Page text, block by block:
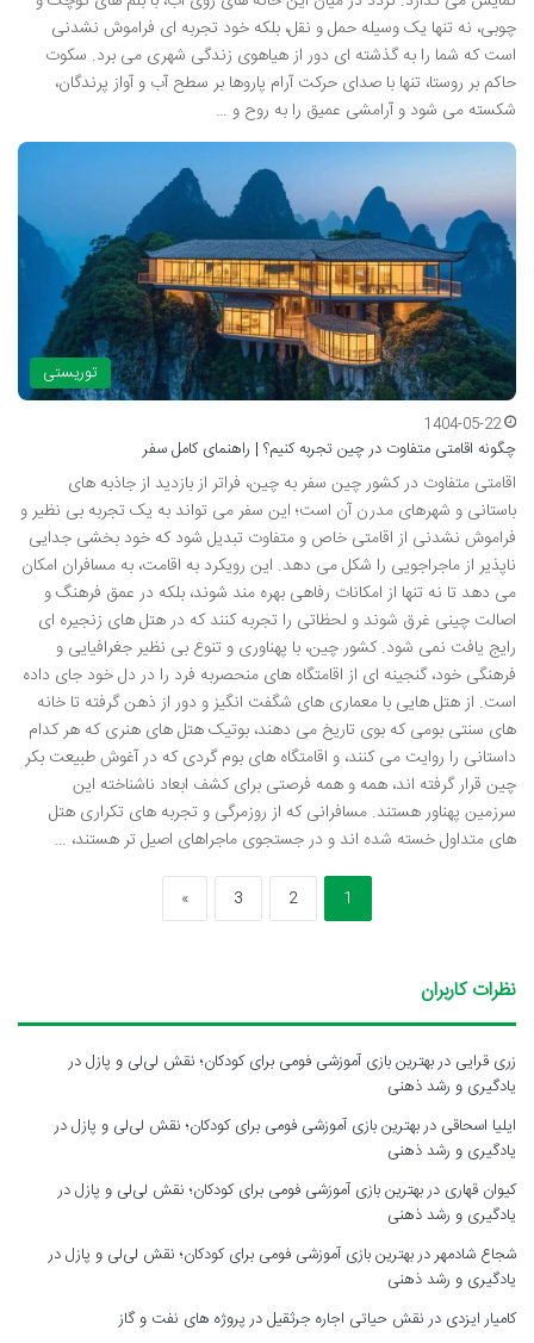
چوبی، نه تنها یک وسیله حمل و نقل، بلکه خود تجربه ای فراموش نشدنی
است که شما را به گذشته ای دور از هیاهوی زندگی شهری می برد. سکوت
حاکم بر روستا، تنها با صدای حرکت آرام پاروها بر سطح آب و آواز پرندگان،
شکسته می شود و آرامشی عمیق را به روح و …
توریستی
1404-05-22
چگونه اقامتی متفاوت در چین تجربه کنیم؟ | راهنمای کامل سفر
اقامتی متفاوت در کشور چین سفر به چین، فراتر از بازدید از جاذبه های
باستانی و شهرهای مدرن آن است؛ این سفر می تواند به یک تجربه بی نظیر و
فراموش نشدنی از اقامتی خاص و متفاوت تبدیل شود که خود بخشی جدایی
ناپذیر از ماجراجویی را شکل می دهد. این رویکرد به اقامت، به مسافران امکان
می دهد تا نه تنها از امکانات رفاهی بهره مند شوند، بلکه در عمق فرهنگ و
اصالت چینی غرق شوند و لحظاتی را تجربه کنند که در هتل های زنجیره ای
رایج یافت نمی شود. کشور چین، با پهناوری و تنوع بی نظیر جغرافیایی و
فرهنگی خود، گنجینه ای از اقامتگاه های منحصربه فرد را در دل خود جای داده
است. از هتل هایی با معماری های شگفت انگیز و دور از ذهن گرفته تا خانه
های سنتی بومی که بوی تاریخ می دهند، بوتیک هتل های هنری که هر کدام
داستانی را روایت می کنند، و اقامتگاه های بوم گردی که در آغوش طبیعت بکر
چین قرار گرفته اند، همه و همه فرصتی برای کشف ابعاد ناشناخته این
سرزمین پهناور هستند. مسافرانی که از روزمرگی و تجربه های تکراری هتل
های متداول خسته شده اند و در جستجوی ماجراهای اصیل تر هستند، …
1
2
3
»
نظرات کاربران
زری قرایی دربهترین بازی آموزشی فومی برای کودکان؛ نقش لی‌لی و پازل در
یادگیری و رشد ذهنی
ایلیا اسحاقی دربهترین بازی آموزشی فومی برای کودکان؛ نقش لی‌لی و پازل در
یادگیری و رشد ذهنی
کیوان قهاری دربهترین بازی آموزشی فومی برای کودکان؛ نقش لی‌لی و پازل در
یادگیری و رشد ذهنی
شجاع شادمهردربهترین بازی آموزشی فومی برای کودکان؛ نقش لی‌لی و پازل در
یادگیری و رشد ذهنی
کامیار ایزدی درنقش حیاتی اجاره جرثقیل در پروژه های نفت و گاز